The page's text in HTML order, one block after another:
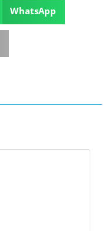
WhatsApp